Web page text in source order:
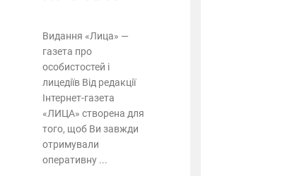
Видання «Лица» —
газета про
особистостей і
лицедіїв Від редакції
Інтернет-газета
«ЛИЦА» створена для
того, щоб Ви завжди
отримували
оперативну ...